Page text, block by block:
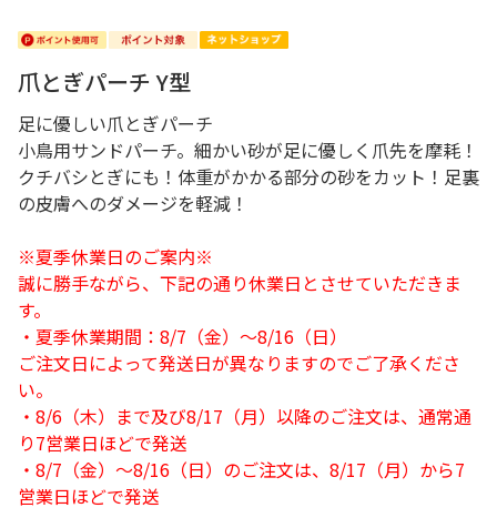
爪とぎパーチ Y型
足に優しい爪とぎパーチ
小鳥用サンドパーチ。細かい砂が足に優しく爪先を摩耗！
クチバシとぎにも！体重がかかる部分の砂をカット！足裏
の皮膚へのダメージを軽減！
※夏季休業日のご案内※
誠に勝手ながら、下記の通り休業日とさせていただきま
す。
・夏季休業期間：8/7（金）～8/16（日）
ご注文日によって発送日が異なりますのでご了承くださ
い。
・8/6（木）まで及び8/17（月）以降のご注文は、通常通
り7営業日ほどで発送
・8/7（金）～8/16（日）のご注文は、8/17（月）から7
営業日ほどで発送